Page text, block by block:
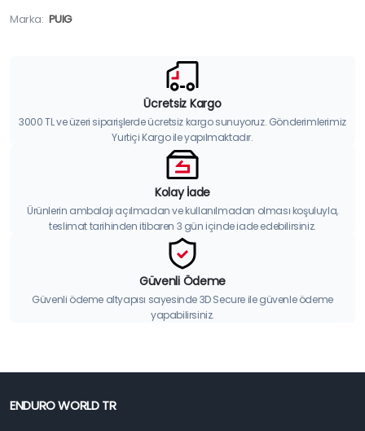
Marka: PUIG
Ücretsiz Kargo
3000 TL ve üzeri siparişlerde ücretsiz kargo sunuyoruz. Gönderimlerimiz
Yurtiçi Kargo ile yapılmaktadır.
Kolay İade
Ürünlerin ambalajı açılmadan ve kullanılmadan olması koşuluyla,
teslimat tarihinden itibaren 3 gün içinde iade edebilirsiniz.
Güvenli Ödeme
Güvenli ödeme altyapısı sayesinde 3D Secure ile güvenle ödeme
yapabilirsiniz.
ENDURO WORLD TR